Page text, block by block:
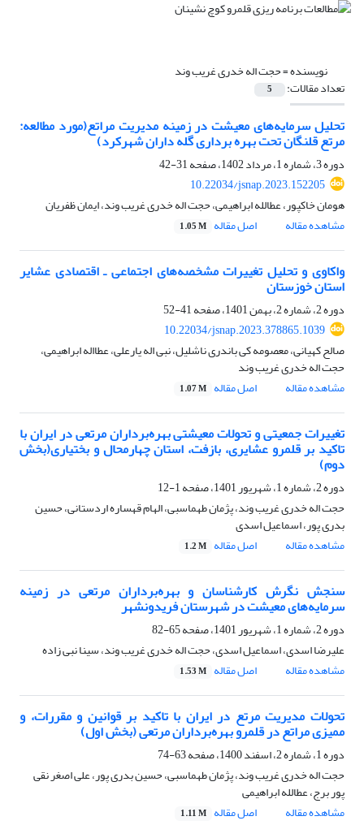
نویسنده =حجت اله خدری غریب وند
تعداد مقالات: 5
تحلیل سرمایه‌های معیشت در زمینه مدیریت مراتع(مورد مطالعه:
مرتع قلنگان تحت بهره برداری گله داران شهرکرد)
دوره 3، شماره 1، مرداد 1402، صفحه
31-42
10.22034/jsnap.2023.152205
هومان خاکپور، عطالله ابراهیمی، حجت اله خدری غریب وند، ایمان ظفریان
مشاهده مقاله
اصل مقاله 1.05 M
واکاوی و تحلیل تغییرات مشخصه‌های اجتماعی ـ اقتصادی عشایر
استان خوزستان
دوره 2، شماره 2، بهمن 1401، صفحه
41-52
10.22034/jsnap.2023.378865.1039
صالح کهیانی، معصومه کی باندری ناشلیل، نبی اله یارعلی، عطااله ابراهیمی،
حجت اله خدری غریب وند
مشاهده مقاله
اصل مقاله 1.07 M
تغییرات جمعیتی و تحولات معیشتی بهره‌برداران مرتعی در ایران با
تاکید بر قلمرو عشایری، بازفت، استان چهارمحال و بختیاری(بخش
دوم)
دوره 2، شماره 1، شهریور 1401، صفحه
1-12
حجت اله خدری غریب وند، پژمان طهماسبی، الهام قهساره اردستانی، حسین
بدری پور، اسماعیل اسدی
مشاهده مقاله
اصل مقاله 1.2 M
سنجش نگرش کارشناسان و بهره‌برداران مرتعی در زمینه
سرمایه‌های معیشت در شهرستان فریدونشهر
دوره 2، شماره 1، شهریور 1401، صفحه
65-82
علیرضا اسدی، اسماعیل اسدی، حجت اله خدری غریب وند، سینا نبی زاده
مشاهده مقاله
اصل مقاله 1.53 M
تحولات مدیریت مرتع در ایران با تاکید بر قوانین و مقررات، و
ممیزی مراتع در قلمرو بهره‌برداران مرتعی (بخش اول)
دوره 1، شماره 2، اسفند 1400، صفحه
63-74
حجت اله خدری غریب وند، پژمان طهماسبی، حسین بدری پور، علی اصغر نقی
پور برج، عطالله ابراهیمی
مشاهده مقاله
اصل مقاله 1.11 M